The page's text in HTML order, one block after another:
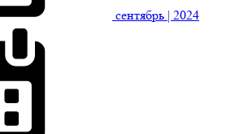
сентябрь | 2024